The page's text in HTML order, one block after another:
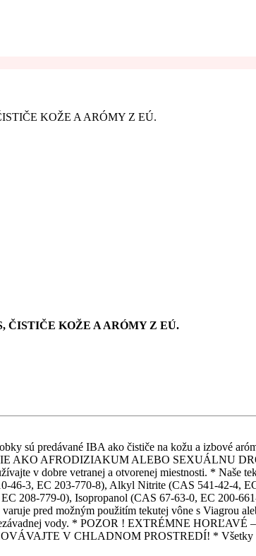
KOŽE A ARÓMY Z EÚ.
ČISTIČE KOŽE A ARÓMY Z EÚ.
sú predávané IBA ako čističe na kožu a izbové
AFRODIZIAKUM ALEBO SEXUÁLNU
v dobre vetranej a otvorenej miestnosti. * Naše
46-3, EC 203-770-8), Alkyl Nitrite (CAS 541-42-4,
208-779-0), Isopropanol (CAS 67-63-0, EC 200-
pred možným použitím tekutej vône s Viagrou
vody. * POZOR ! EXTRÉMNE
V CHLADNOM PROSTREDÍ! * Všetky